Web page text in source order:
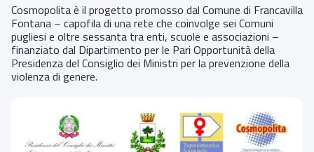
Cosmopolita è il progetto promosso dal Comune di Francavilla
Fontana – capofila di una rete che coinvolge sei Comuni
pugliesi e oltre sessanta tra enti, scuole e associazioni –
finanziato dal Dipartimento per le Pari Opportunità della
Presidenza del Consiglio dei Ministri per la prevenzione della
violenza di genere.